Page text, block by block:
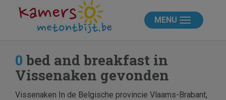
MENU
0 bed and breakfast in
Vissenaken gevonden
Vissenaken In de Belgische provincie Vlaams-Brabant,